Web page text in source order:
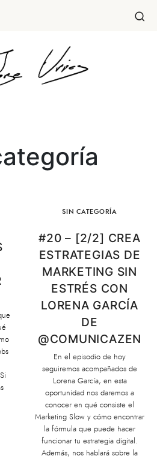
SIN CATEGORÍA
#20 – [2/2] CREA
ESTRATEGIAS DE
MARKETING SIN
ESTRÉS CON
LORENA GARCÍA
DE
@COMUNICAZEN
En el episodio de hoy
seguiremos acompañados de
Lorena García, en esta
oportunidad nos daremos a
conocer en qué consiste el
Marketing Slow y cómo encontrar
la fórmula que puede hacer
funcionar tu estrategia digital.
Además, nos hablará sobre la